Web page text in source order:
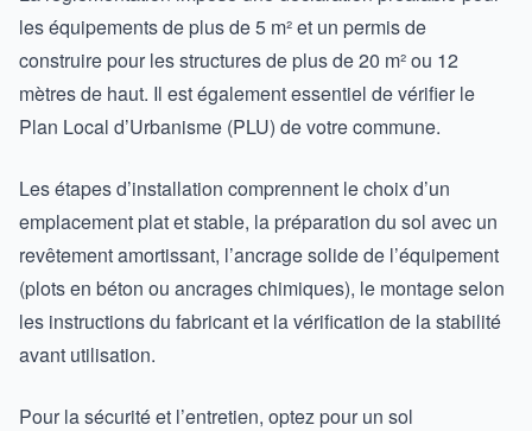
les équipements de plus de 5 m² et un permis de
construire pour les structures de plus de 20 m² ou 12
mètres de haut. Il est également essentiel de vérifier le
Plan Local d’Urbanisme (PLU) de votre commune.
Les étapes d’installation comprennent le choix d’un
emplacement plat et stable, la préparation du sol avec un
revêtement amortissant, l’ancrage solide de l’équipement
(plots en béton ou ancrages chimiques), le montage selon
les instructions du fabricant et la vérification de la stabilité
avant utilisation.
Pour la sécurité et l’entretien, optez pour un sol